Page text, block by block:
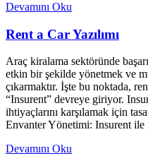
Devamını Oku
Rent a Car Yazılımı
Araç kiralama sektöründe
etkin bir şekilde yönetmek ve
çıkarmaktır. İşte bu noktada,
“Insurent” devreye giriyor.
ihtiyaçlarını karşılamak için
Envanter Yönetimi: Insurent ile
Devamını Oku